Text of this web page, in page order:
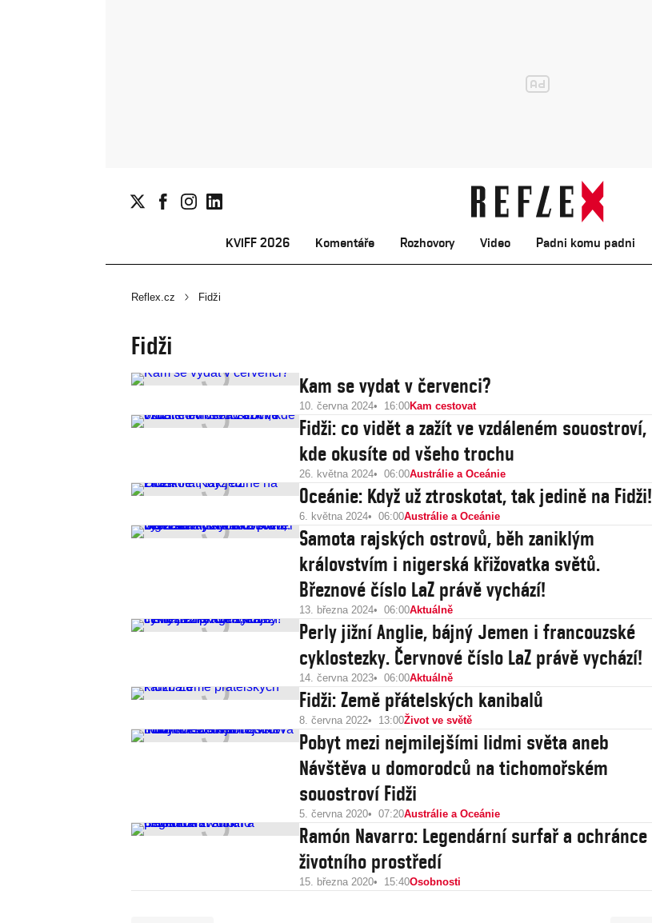
KVIFF 2026 Komentáře Rozhovory Video Padni komu padni
Reflex.cz Fidži
Fidži
Kam se vydat v červenci?
10. června 2024 16:00Kam cestovat
Fidži: co vidět a zažít ve vzdáleném souostroví,
kde okusíte od všeho trochu
26. května 2024 06:00Austrálie a Oceánie
Oceánie: Když už ztroskotat, tak jedině na Fidži!
6. května 2024 06:00Austrálie a Oceánie
Samota rajských ostrovů, běh zaniklým
královstvím i nigerská křižovatka světů.
Březnové číslo LaZ právě vychází!
13. března 2024 06:00Aktuálně
Perly jižní Anglie, bájný Jemen i francouzské
cyklostezky. Červnové číslo LaZ právě vychází!
14. června 2023 06:00Aktuálně
Fidži: Země přátelských kanibalů
8. června 2022 13:00Život ve světě
Pobyt mezi nejmilejšími lidmi světa aneb
Návštěva u domorodců na tichomořském
souostroví Fidži
5. června 2020 07:20Austrálie a Oceánie
Ramón Navarro: Legendární surfař a ochránce
životního prostředí
15. března 2020 15:40Osobnosti